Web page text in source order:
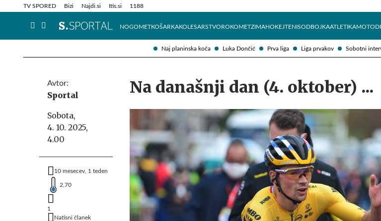
Naj planinska koča Luka Dončić Prva liga Liga prvakov Sobotni
TV SPORED Bizi Najdi.si Itis.si 1188
NOGOMETKOŠARKAKOLESARSTVOROKOMETZIMAHOKEJTENISODBOJKAATLETIKAMOTO
Info in obvestila Tehnik
Avtor:
Sportal
Sobota,
4. 10. 2025,
4.00
10 mesecev, 1 teden
2,70
1
Natisni članek
Na današnji dan (4. oktober) ...